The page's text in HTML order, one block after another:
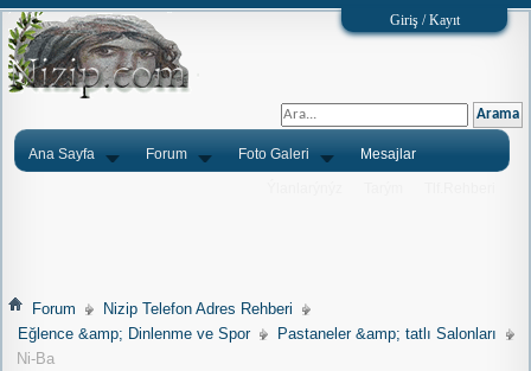
Giriş / Kayıt
Ana Sayfa Forum Foto Galeri Mesajlar
Forum
Nizip Telefon Adres Rehberi
Eğlence &amp; Dinlenme ve Spor
Pastaneler &amp; tatlı Salonları
Ni-Ba